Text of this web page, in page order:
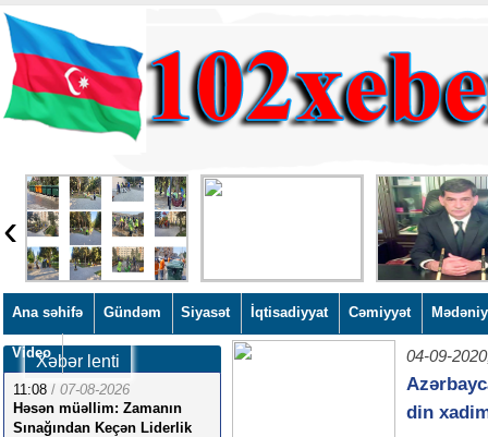
‹
Ana səhifə Gündəm Siyasət İqtisadiyyat Cəmiyyət
VideoXəbər lenti
11:08 / 07-08-2026
Həsən müəllim: Zamanın
Sınağından Keçən Liderlik
04-09-
din